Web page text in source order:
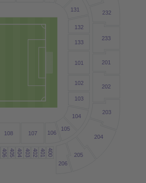
105
106
204
205
206
101
102
103
104
131
132
133
201
202
203
232
233
107
108
400
401
402
403
404
405
406